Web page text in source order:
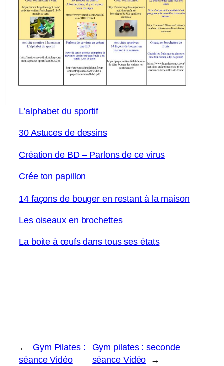
L’alphabet du sportif
30 Astuces de dessins
Création de BD – Parlons de ce virus
Crée ton papillon
14 façons de bouger en restant à la maison
Les oiseaux en brochettes
La boite à œufs dans tous ses états
←
Gym Pilates :
séance Vidéo
Gym pilates : seconde
séance Vidéo
→